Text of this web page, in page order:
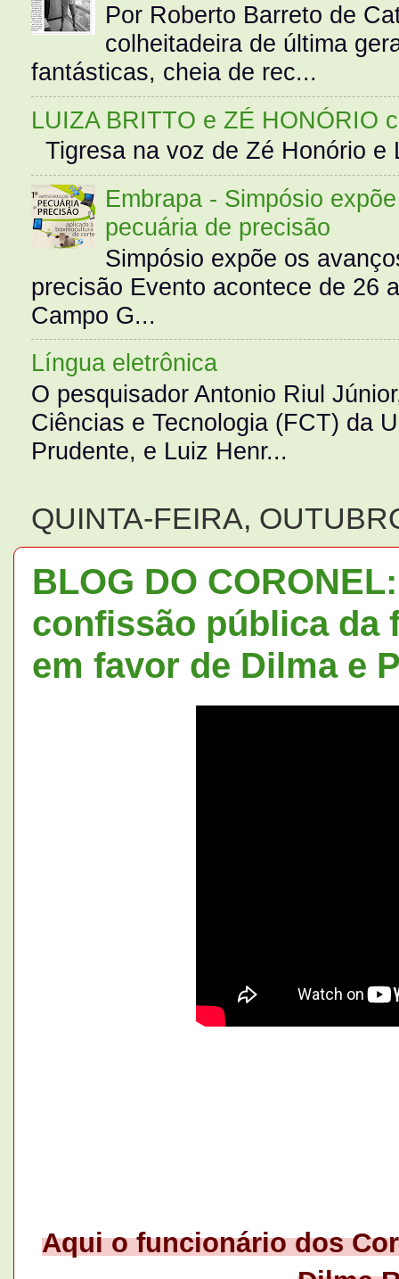
Por Roberto Barreto de
colheitadeira de última
fantásticas, cheia de rec...
LUIZA BRITTO e ZÉ HONÓRIO
Tigresa na voz de Zé Honório
Embrapa - Simpósio
pecuária de precisão
Simpósio expõe os
precisão Evento acontece de 26
Campo G...
Língua eletrônica
O pesquisador Antonio Riul
Ciências e Tecnologia (FCT) da
Prudente, e Luiz Henr...
QUINTA-FEIRA,
BLOG DO
confissão pública da
em favor de Dilma e
Aqui o funcionário dos